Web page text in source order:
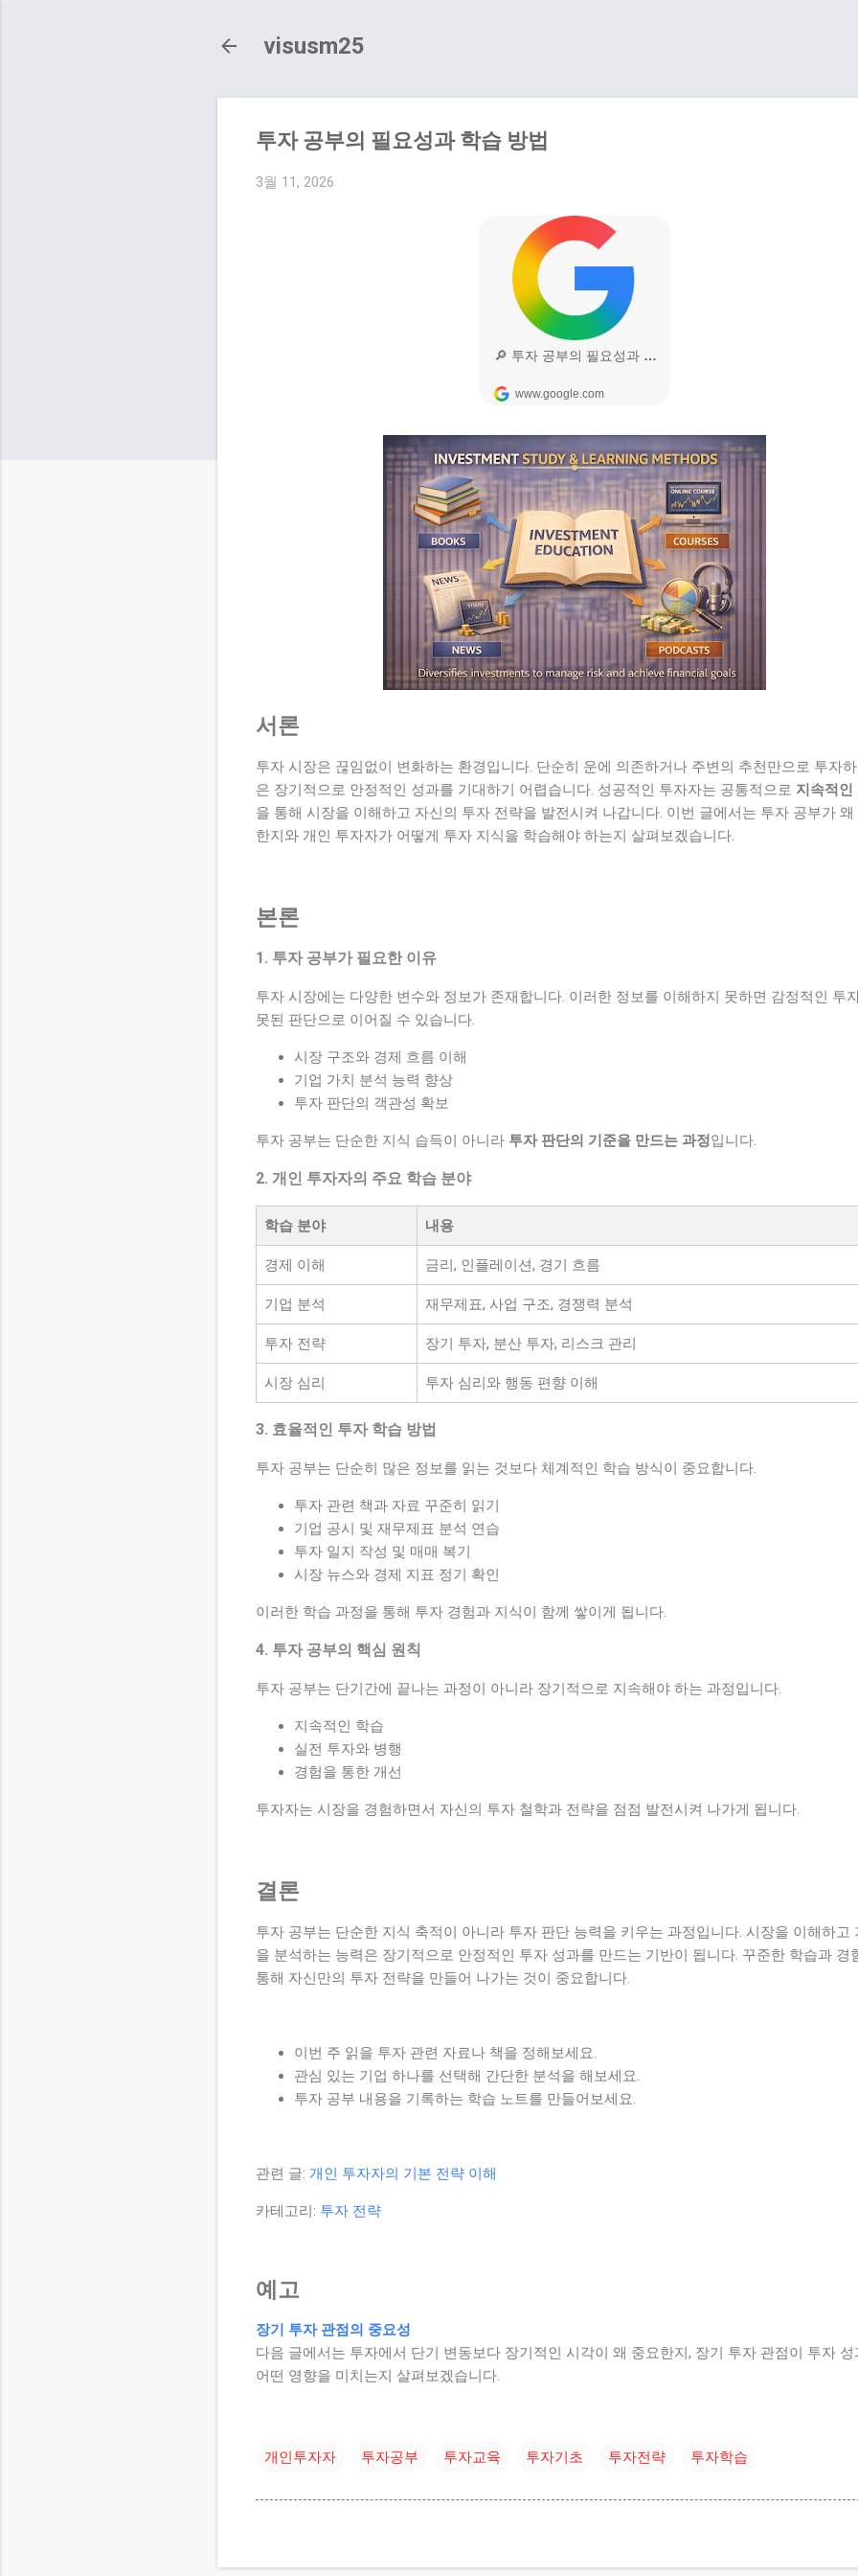
visusm25
투자 공부의 필요성과 학습 방법
3월 11, 2026
서론
투자 시장은 끊임없이 변화하는 환경입니다. 단순히 운에 의존하거나 주변의 추천만으로 투자
은 장기적으로 안정적인 성과를 기대하기 어렵습니다. 성공적인 투자자는 공통적으로 지속적인
을 통해 시장을 이해하고 자신의 투자 전략을 발전시켜 나갑니다. 이번 글에서는 투자 공부가 왜
한지와 개인 투자자가 어떻게 투자 지식을 학습해야 하는지 살펴보겠습니다.
본론
1. 투자 공부가 필요한 이유
투자 시장에는 다양한 변수와 정보가 존재합니다. 이러한 정보를 이해하지 못하면 감정적인 투
못된 판단으로 이어질 수 있습니다.
시장 구조와 경제 흐름 이해
기업 가치 분석 능력 향상
투자 판단의 객관성 확보
투자 공부는 단순한 지식 습득이 아니라 투자 판단의 기준을 만드는 과정입니다.
2. 개인 투자자의 주요 학습 분야
학습 분야 내용
경제 이해 금리, 인플레이션, 경기 흐름
기업 분석 재무제표, 사업 구조, 경쟁력 분석
투자 전략 장기 투자, 분산 투자, 리스크 관리
시장 심리 투자 심리와 행동 편향 이해
3. 효율적인 투자 학습 방법
투자 공부는 단순히 많은 정보를 읽는 것보다 체계적인 학습 방식이 중요합니다.
투자 관련 책과 자료 꾸준히 읽기
기업 공시 및 재무제표 분석 연습
투자 일지 작성 및 매매 복기
시장 뉴스와 경제 지표 정기 확인
이러한 학습 과정을 통해 투자 경험과 지식이 함께 쌓이게 됩니다.
4. 투자 공부의 핵심 원칙
투자 공부는 단기간에 끝나는 과정이 아니라 장기적으로 지속해야 하는 과정입니다.
지속적인 학습
실전 투자와 병행
경험을 통한 개선
투자자는 시장을 경험하면서 자신의 투자 철학과 전략을 점점 발전시켜 나가게 됩니다.
결론
투자 공부는 단순한 지식 축적이 아니라 투자 판단 능력을 키우는 과정입니다. 시장을 이해하고
을 분석하는 능력은 장기적으로 안정적인 투자 성과를 만드는 기반이 됩니다. 꾸준한 학습과 경
통해 자신만의 투자 전략을 만들어 나가는 것이 중요합니다.
이번 주 읽을 투자 관련 자료나 책을 정해보세요.
관심 있는 기업 하나를 선택해 간단한 분석을 해보세요.
투자 공부 내용을 기록하는 학습 노트를 만들어보세요.
관련 글: 개인 투자자의 기본 전략 이해
카테고리: 투자 전략
예고
장기 투자 관점의 중요성
다음 글에서는 투자에서 단기 변동보다 장기적인 시각이 왜 중요한지, 장기 투자 관점이 투자 성
어떤 영향을 미치는지 살펴보겠습니다.
개인투자자 투자공부 투자교육 투자기초 투자전략 투자학습